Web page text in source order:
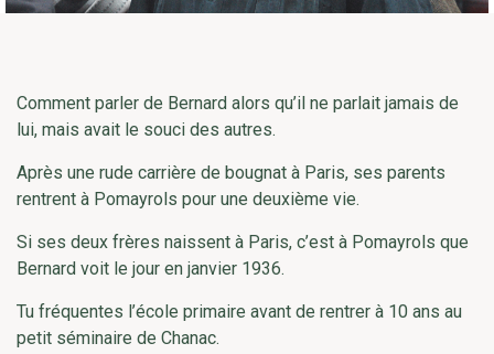
Comment parler de Bernard alors qu’il ne parlait jamais de
lui, mais avait le souci des autres.
Après une rude carrière de bougnat à Paris, ses parents
rentrent à Pomayrols pour une deuxième vie.
Si ses deux frères naissent à Paris, c’est à Pomayrols que
Bernard voit le jour en janvier 1936.
Tu fréquentes l’école primaire avant de rentrer à 10 ans au
petit séminaire de Chanac.